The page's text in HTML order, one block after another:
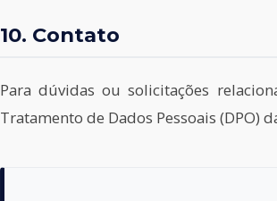
10. Contato
Para dúvidas ou solicitações
Tratamento de Dados Pessoais (DPO)